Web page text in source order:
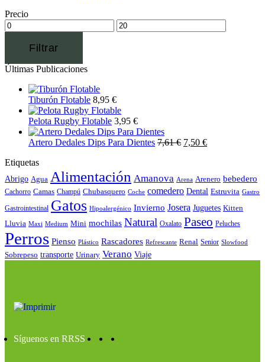
Precio
Filtrar
Últimas Publicaciones
Tiburón Flotable 8,95 €
Pelota Rugby Flotable 3,95 €
Artero Dedales Dips Para Dientes 7,61€ 7,50 €
Etiquetas
Abrigo Agua Alimentación Amanova Arena Arenero bebedero
Cachorro Camas Champú Chubasquero Coche comedero Dental Estruvita Gastro
Gastrointestinal Gatos Hipoalergénico Invierno Josera Juguetes Kitten
Lluvia Maxi Medium Mini mochilas Natural Oxalato Paseo Peluches
Perros Pienso Plástico Rascadores Refrescante Renal Senior Slowfood
Sobrepeso transporte Urinary Verano Viaje
Síguenos en RRSS